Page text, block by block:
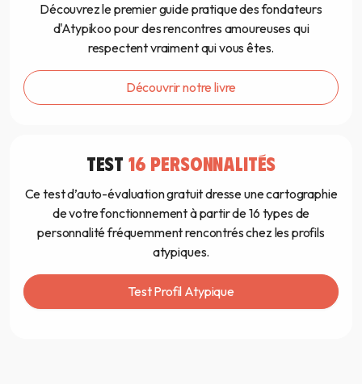
Découvrez le premier guide pratique des fondateurs
d'Atypikoo pour des rencontres amoureuses qui
respectent vraiment qui vous êtes.
Découvrir notre livre
TEST 16 PERSONNALITÉS
Ce test d’auto-évaluation gratuit dresse une cartographie
de votre fonctionnement à partir de 16 types de
personnalité fréquemment rencontrés chez les profils
atypiques.
Test Profil Atypique